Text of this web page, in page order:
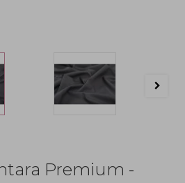
Premium -